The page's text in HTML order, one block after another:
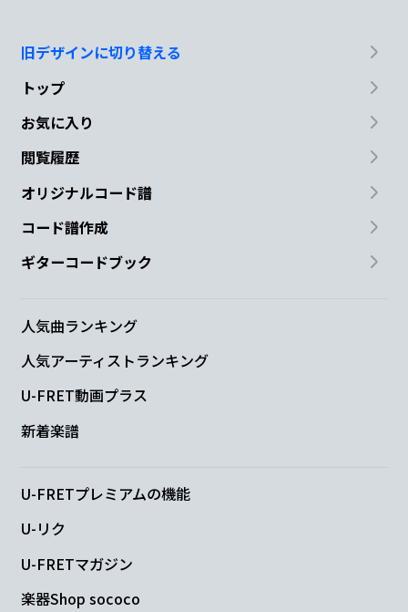
旧デザインに切り替える
トップ
お気に入り
閲覧履歴
オリジナルコード譜
コード譜作成
ギターコードブック
人気曲ランキング
人気アーティストランキング
U-FRET動画プラス
新着楽譜
U-FRETプレミアムの機能
U-リク
U-FRETマガジン
楽器Shop sococo